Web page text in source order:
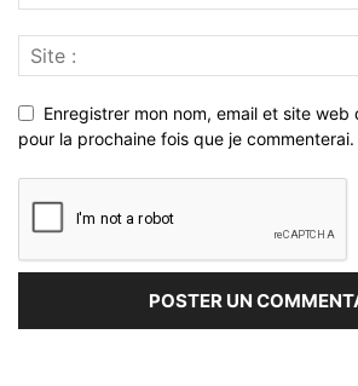
Enregistrer mon nom, email et site
pour la prochaine fois que je commenterai.